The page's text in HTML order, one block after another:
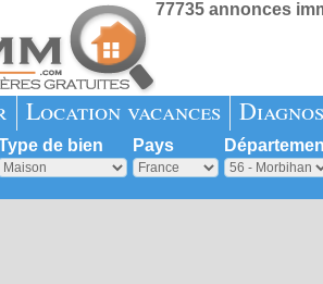
77735 annonces
Location vacances
de bien Pays